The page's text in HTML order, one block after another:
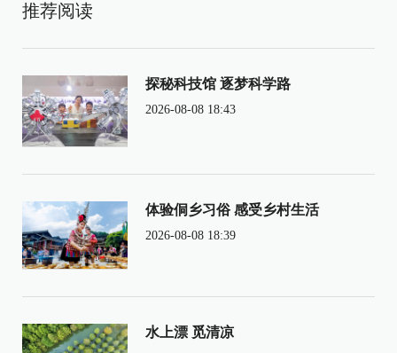
推荐阅读
探秘科技馆 逐梦科学路
2026-08-08 18:43
体验侗乡习俗 感受乡村生活
2026-08-08 18:39
水上漂 觅清凉